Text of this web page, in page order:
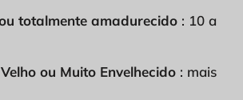
totalmente amadurecido : 10 a
ou Muito Envelhecido : mais